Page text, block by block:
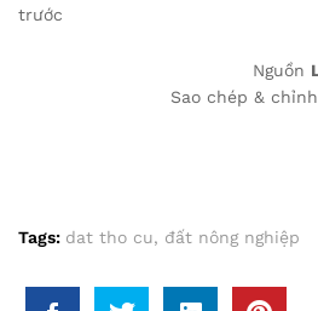
trước
Nguồn
Sao chép &
Tags: dat tho cu, đất nông nghiệp